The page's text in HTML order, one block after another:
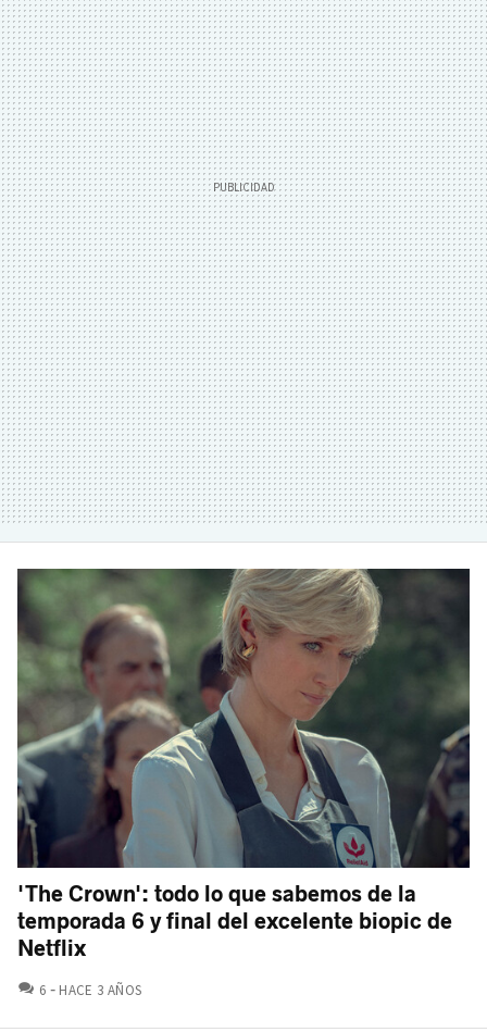
'The Crown': todo lo que sabemos de la
temporada 6 y final del excelente biopic de
Netflix
6 COMENTARIOS
HACE 3 AÑOS